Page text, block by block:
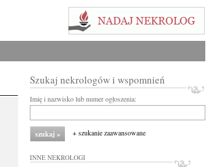
Szukaj nekrologów i wspomnień
Imię i nazwisko lub numer ogłoszenia:
+ szukanie zaawansowane
INNE NEKROLOGI